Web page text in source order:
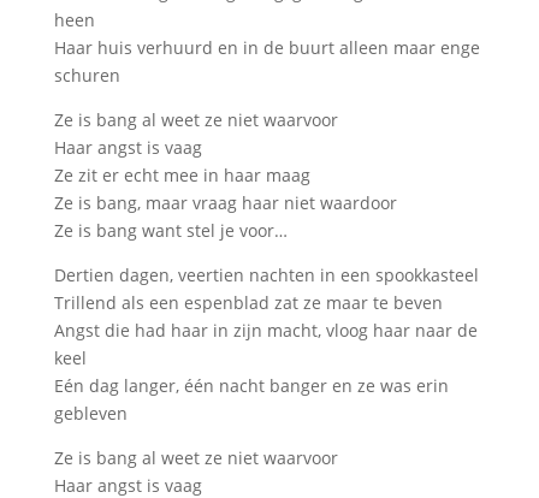
heen
Haar huis verhuurd en in de buurt alleen maar enge
schuren
Ze is bang al weet ze niet waarvoor
Haar angst is vaag
Ze zit er echt mee in haar maag
Ze is bang, maar vraag haar niet waardoor
Ze is bang want stel je voor…
Dertien dagen, veertien nachten in een spookkasteel
Trillend als een espenblad zat ze maar te beven
Angst die had haar in zijn macht, vloog haar naar de
keel
Eén dag langer, één nacht banger en ze was erin
gebleven
Ze is bang al weet ze niet waarvoor
Haar angst is vaag